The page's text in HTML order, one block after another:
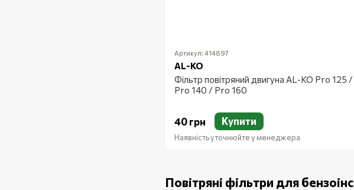
Повітряні фільтри для
Артикул: 414897
AL-KO
Фільтр повітряний двигуна AL-KO Pro 125 /
Pro 140 / Pro 160
40 грн Купити
Наявність уточнюйте у менеджера